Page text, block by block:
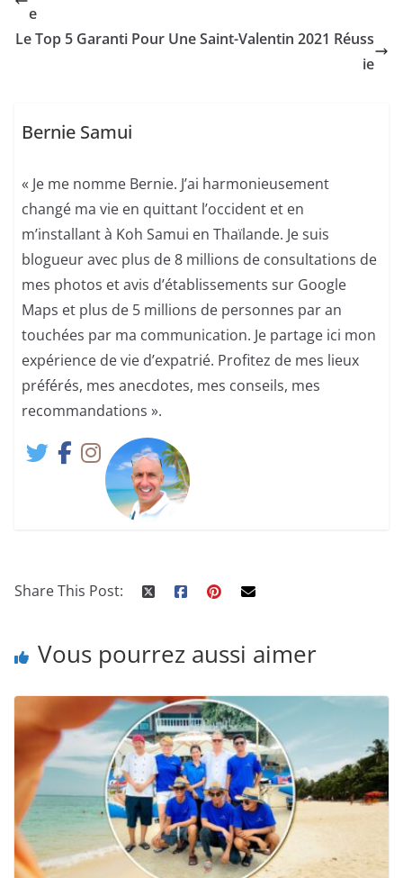
e
Le Top 5 Garanti Pour Une Saint-Valentin 2021 Réuss
ie
Bernie Samui
« Je me nomme Bernie. J’ai harmonieusement
changé ma vie en quittant l’occident et en
m’installant à Koh Samui en Thaïlande. Je suis
blogueur avec plus de 8 millions de consultations de
mes photos et avis d’établissements sur Google
Maps et plus de 5 millions de personnes par an
touchées par ma communication. Je partage ici mon
expérience de vie d’expatrié. Profitez de mes lieux
préférés, mes anecdotes, mes conseils, mes
recommandations ».
Share This Post:
Vous pourrez aussi aimer